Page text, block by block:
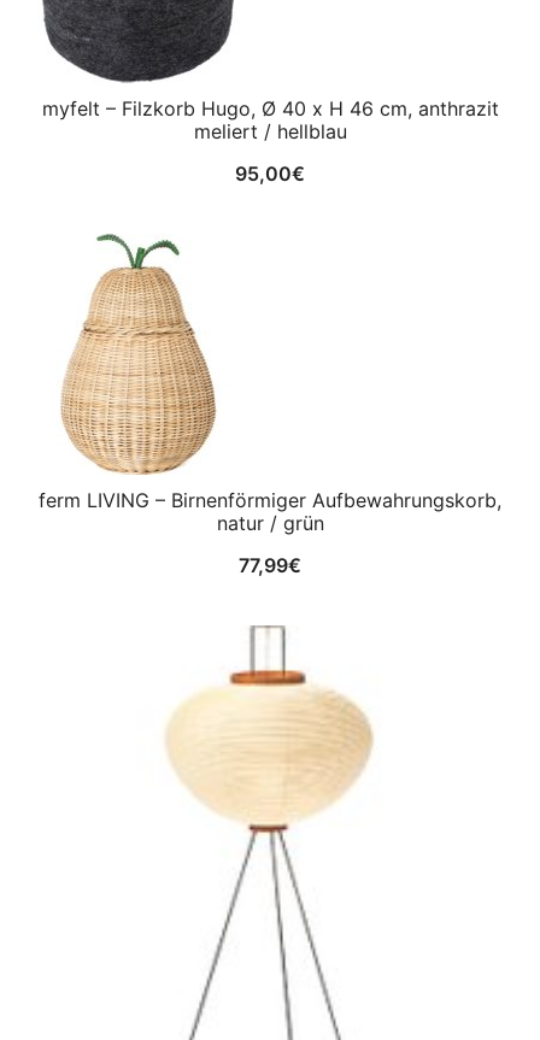
myfelt – Filzkorb Hugo, Ø 40 x H 46 cm, anthrazit
meliert / hellblau
95,00€
ferm LIVING – Birnenförmiger Aufbewahrungskorb,
natur / grün
77,99€